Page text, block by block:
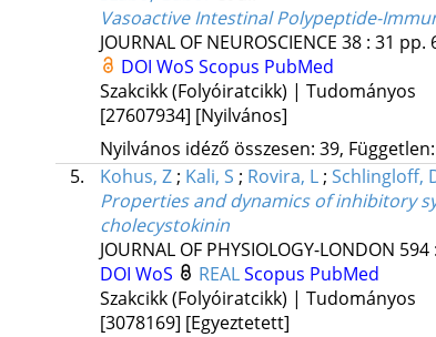
Vasoactive Intestinal Polypeptide-
JOURNAL OF NEUROSCIENCE 38: 31 pp.
DOI WoS Scopus PubMed
Szakcikk (Folyóiratcikk) | Tudományos
[27607934] [Nyilvános]
Nyilvános idéző összesen: 39,
5.
Kohus, Z ; Kali, S ; Rovira, L ; Schlingloff,
Properties and dynamics of inhibitory
cholecystokinin
JOURNAL OF PHYSIOLOGY-LONDON 594:
DOI WoS REALScopus PubMed
Szakcikk (Folyóiratcikk) | Tudományos
[3078169] [Egyeztetett]